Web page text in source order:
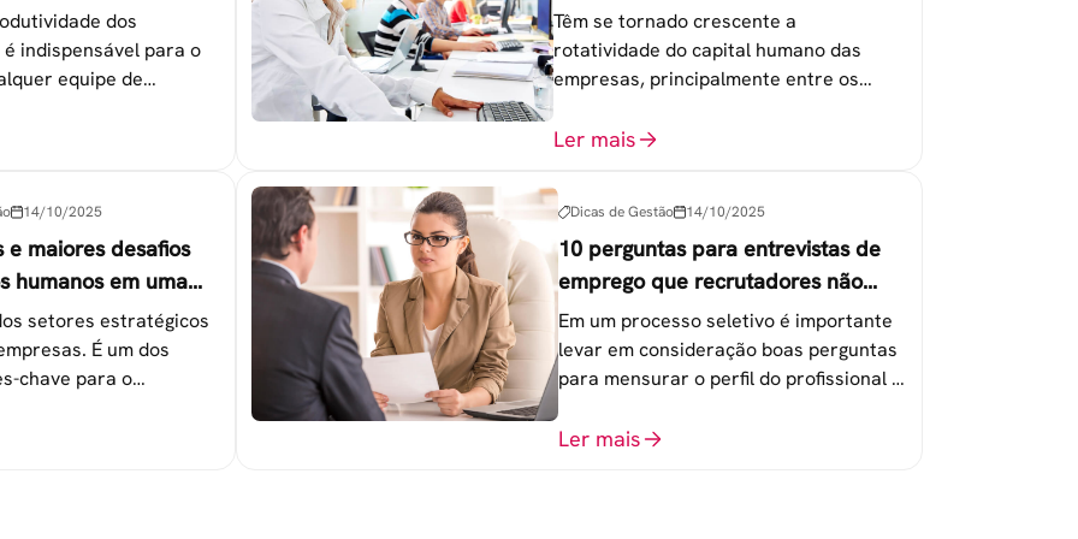
dos
indispensável para o
equipe de
Têm se tornado crescente a
rotatividade do capital humano das
empresas, principalmente entre os
chamada Geração Y.
Ler mais
14/10/2025
e maiores desafios
humanos em uma
setores estratégicos
É um dos
chave para o
metas
Dicas de Gestão 14/10/2025
10 perguntas para entrevistas de
emprego que recrutadores não
devem fazer
Em um processo seletivo é importante
levar em consideração boas perguntas
para mensurar o perfil do profissional e
Ler mais